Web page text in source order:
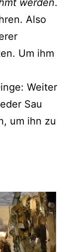
Also
Um ihm
Weiter
Sau
um ihn zu